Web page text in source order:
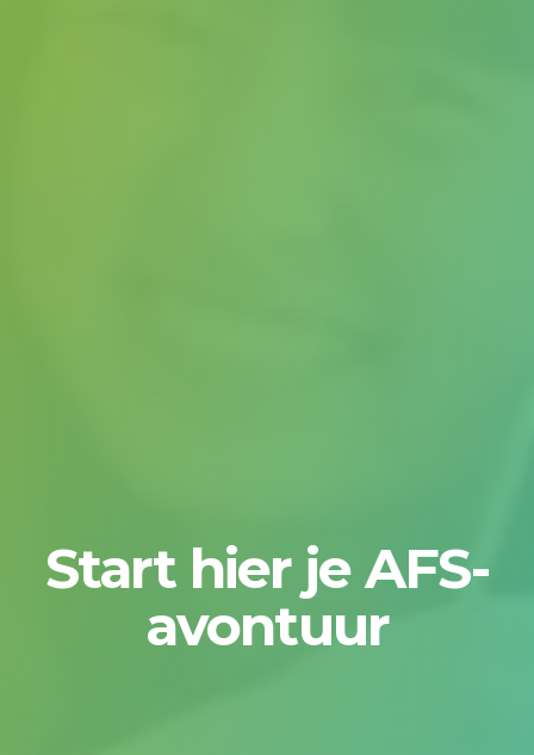
Start hier je AFS-
avontuur